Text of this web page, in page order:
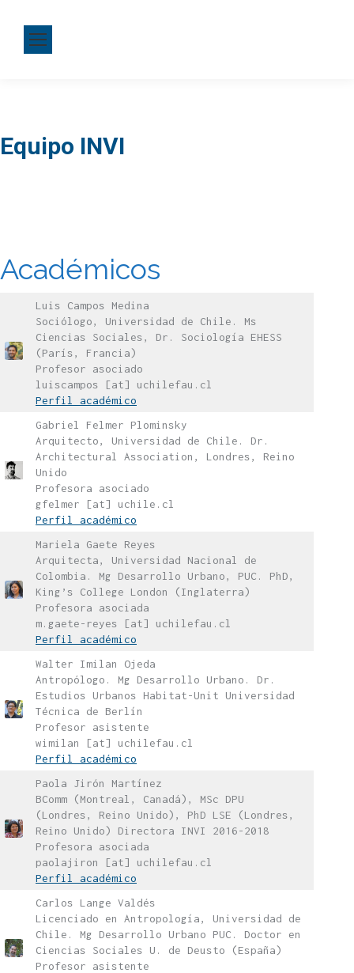
Equipo INVI
Académicos
Luis Campos Medina
Sociólogo, Universidad de Chile. Ms
Ciencias Sociales, Dr. Sociología EHESS
(París, Francia)
Profesor asociado
luiscampos [at] uchilefau.cl
Perfil académico
Gabriel Felmer Plominsky
Arquitecto, Universidad de Chile. Dr.
Architectural Association, Londres, Reino
Unido
Profesora asociado
gfelmer [at] uchile.cl
Perfil académico
Mariela Gaete Reyes
Arquitecta, Universidad Nacional de
Colombia. Mg Desarrollo Urbano, PUC. PhD,
King’s College London (Inglaterra)
Profesora asociada
m.gaete-reyes [at] uchilefau.cl
Perfil académico
Walter Imilan Ojeda
Antropólogo. Mg Desarrollo Urbano. Dr.
Estudios Urbanos Habitat-Unit Universidad
Técnica de Berlín
Profesor asistente
wimilan [at] uchilefau.cl
Perfil académico
Paola Jirón Martínez
BComm (Montreal, Canadá), MSc DPU
(Londres, Reino Unido), PhD LSE (Londres,
Reino Unido) Directora INVI 2016-2018
Profesora asociada
paolajiron [at] uchilefau.cl
Perfil académico
Carlos Lange Valdés
Licenciado en Antropología, Universidad de
Chile. Mg Desarrollo Urbano PUC. Doctor en
Ciencias Sociales U. de Deusto (España)
Profesor asistente